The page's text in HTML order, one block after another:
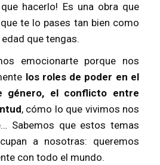
que hacerlo! Es una obra que
te lo pases tan bien como
que tengas.
emocionarte porque nos
los roles de poder en el
género, el conflicto entre
, cómo lo que vivimos nos
Sabemos que estos temas
a nosotras: queremos
con todo el mundo.